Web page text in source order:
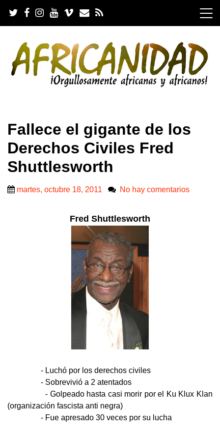
i
Fallece el gigante de los
Derechos Civiles Fred
Shuttlesworth
martes, octubre 18, 2011 No hay comentarios
Fred Shuttlesworth
- Luchó por los derechos civiles
- Sobrevivió a 2 atentados
- Golpeado hasta casi morir por el Ku Klux Klan
(organización fascista anti negra)
- Fue apresado 30 veces por su lucha